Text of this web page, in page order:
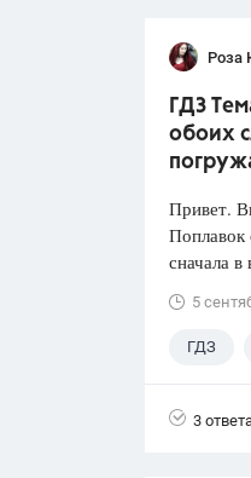
Роза
ГДЗ
обоих
Привет.
Поплавок
сначала
5
ГДЗ
3